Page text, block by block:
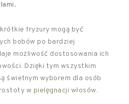
fryzury mogą być
bobów po bardziej
możliwość dostosowania ich
Dzięki tym wszystkim
świetnym wyborem dla osób
w pielęgnacji włosów.